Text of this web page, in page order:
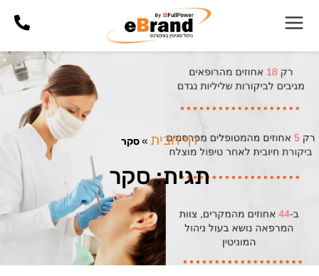
דף הבית »סקר
תגית: סקר